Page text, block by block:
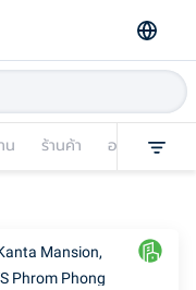
น ร้านค้า อาคารพาณิช
Mansion,
Phrom Phong